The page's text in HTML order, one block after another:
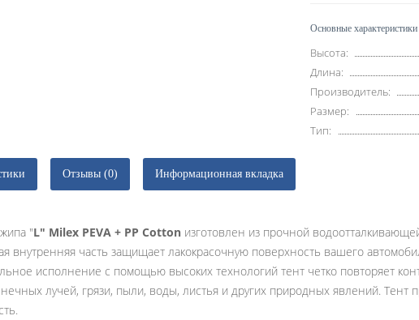
Основные характеристики
Высота:
Длина:
Производитель:
Размер:
Тип:
Отзывы (0) Информационная вкладка
"L" Milex PEVA + PP Cotton изготовлен из прочной
внутренняя часть защищает лакокрасочную поверхность вашего
исполнение с помощью высоких технологий тент четко повторяет
лучей, грязи, пыли, воды, листья и других природных явлений.